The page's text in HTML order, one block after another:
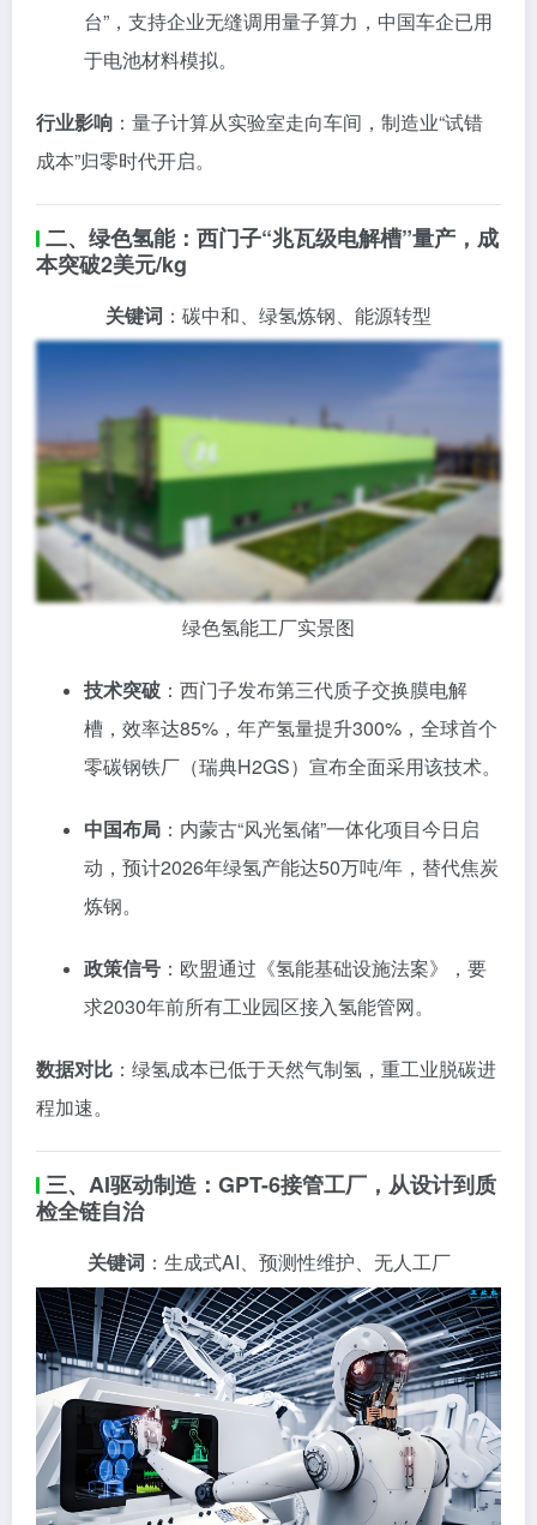
台”，支持企业无缝调用量子算力，中国车企已用
于电池材料模拟。
行业影响 ：量子计算从实验室走向车间，制造业“试错
成本”归零时代开启。
二、绿色氢能：西门子“兆瓦级电解槽”量产，成
本突破2美元/kg
关键词 ：碳中和、绿氢炼钢、能源转型
绿色氢能工厂实景图
技术突破 ：西门子发布第三代质子交换膜电解
槽，效率达85%，年产氢量提升300%，全球首个
零碳钢铁厂（瑞典H2GS）宣布全面采用该技术。
中国布局 ：内蒙古“风光氢储”一体化项目今日启
动，预计2026年绿氢产能达50万吨/年，替代焦炭
炼钢。
政策信号 ：欧盟通过《氢能基础设施法案》，要
求2030年前所有工业园区接入氢能管网。
数据对比 ：绿氢成本已低于天然气制氢，重工业脱碳进
程加速。
三、AI驱动制造：GPT-6接管工厂，从设计到质
检全链自治
关键词 ：生成式AI、预测性维护、无人工厂